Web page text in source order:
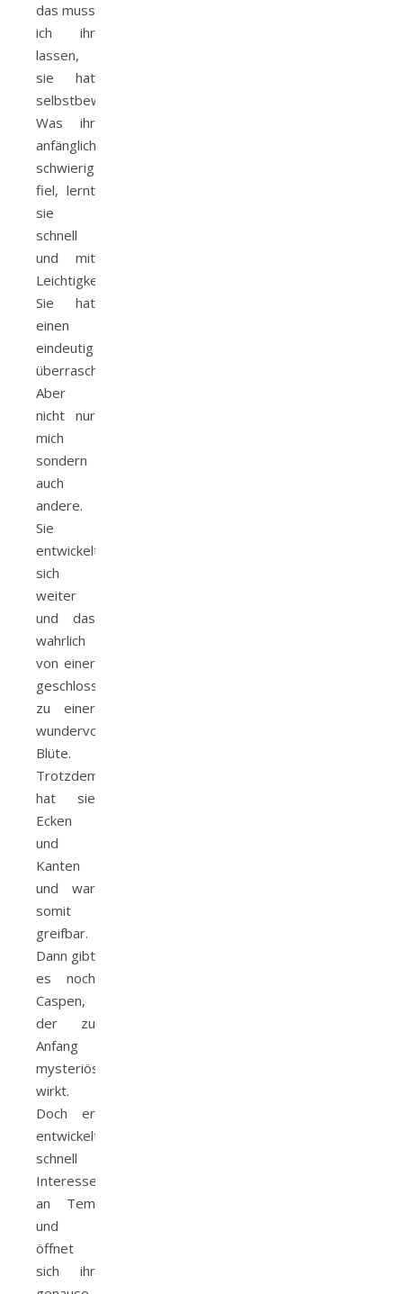
das muss
ich ihr
lassen,
sie hat
selbstbewusstsein.
Was ihr
anfänglich
schwierig
fiel, lernt
sie
schnell
und mit
Leichtigkeit.
Sie hat
einen
eindeutig
überrascht.
Aber
nicht nur
mich
sondern
auch
andere.
Sie
entwickelt
sich
weiter
und das
wahrlich
von einer
geschlossenen
zu einer
wundervollen
Blüte.
Trotzdem
hat sie
Ecken
und
Kanten
und war
somit
greifbar.
Dann gibt
es noch
Caspen,
der zu
Anfang
mysteriös
wirkt.
Doch er
entwickelt
schnell
Interesse
an Tem
und
öffnet
sich ihr